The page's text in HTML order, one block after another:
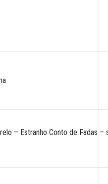
– Estranho Conto de Fadas –